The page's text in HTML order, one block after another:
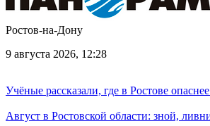
Ростов-на-Дону
9 августа 2026, 12:28
Учёные рассказали, где в Ростове
Август в Ростовской области: зной,